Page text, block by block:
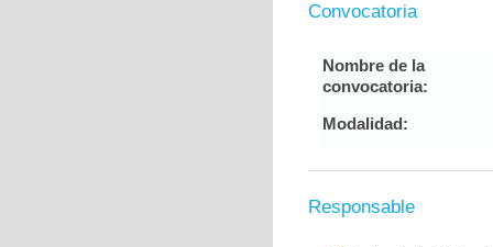
Convocatoria
Nombre de la
convocatoria:
Modalidad:
Responsable